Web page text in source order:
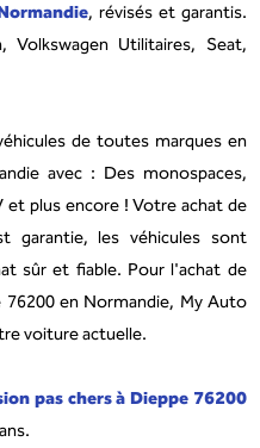
, révisés et garantis.
Volkswagen Utilitaires, Seat,
de toutes marques en
avec : Des monospaces,
et plus encore ! Votre achat de
garantie, les véhicules sont
sûr et fiable. Pour l'achat de
en Normandie, My Auto
voiture actuelle.
pas chersà Dieppe 76200